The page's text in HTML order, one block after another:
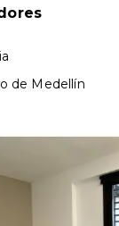
de Medellín